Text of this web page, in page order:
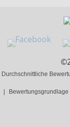
Durchschnittliche